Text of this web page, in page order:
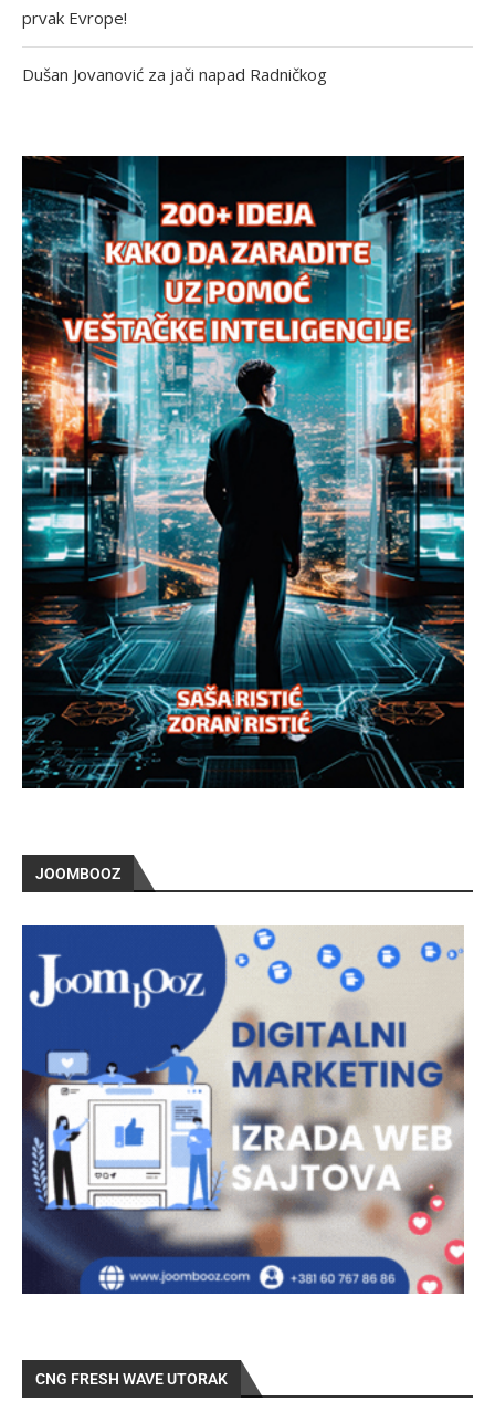
prvak Evrope!
Dušan Jovanović za jači napad Radničkog
JOOMBOOZ
CNG FRESH WAVE UTORAK